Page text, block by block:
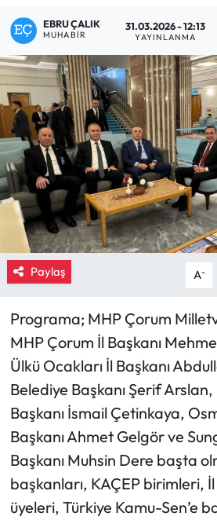
EBRU ÇALIK
MUHABIR
31.03.2026 - 12:13
YAYINLANMA
Paylaş A-
Programa; MHP Çorum
MHP Çorum İl Başkanı
Ülkü Ocakları İl Başkanı
Belediye Başkanı Şerif
Başkanı İsmail Çetinkaya,
Başkanı Ahmet Gelgör ve
Başkanı Muhsin Dere başta
başkanları, KAÇEP birimleri,
üyeleri, Türkiye Kamu-Sen’e
Dodurga Haberleri
Eğitim
Ekonomi
Güncel
İskilip Haberleri
Kargı Haberleri
Kültür Sanat
Laçin Haberleri
Magazin
Mecitözü Haberleri
Oğuzlar Haberleri
Haber Arşivi